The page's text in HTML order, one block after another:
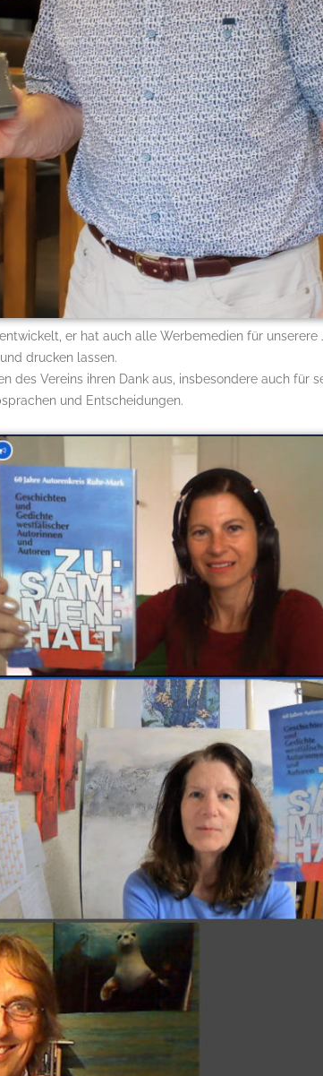
er hat auch alle Werbemedien für unserere
drucken lassen.
des Vereins ihren Dank aus, insbesondere auch für
und Entscheidungen.